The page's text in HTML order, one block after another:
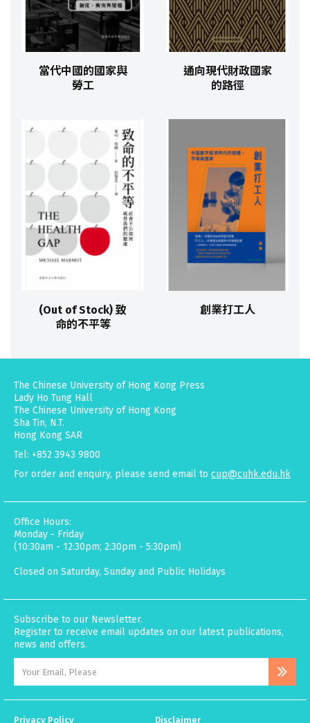
當代中國的國家與
勞工
通向現代財政國家
的路徑
(Out of Stock) 致
命的不平等
創業打工人
The Chinese University of Hong Kong Press
Lady Ho Tung Hall
The Chinese University of Hong Kong
Sha Tin, N.T.
Hong Kong SAR
Tel: +852 3943 9800
For order and enquiry, please send email to cup@cuhk.edu.hk
Office Hours:
Monday - Friday
(10:30am - 12:30pm; 2:30pm - 5:30pm)
Closed on Saturday, Sunday and Public Holidays
Subscribe to our Newsletter.
Register to receive email updates on our latest publications,
news and offers.
Privacy Policy Disclaimer